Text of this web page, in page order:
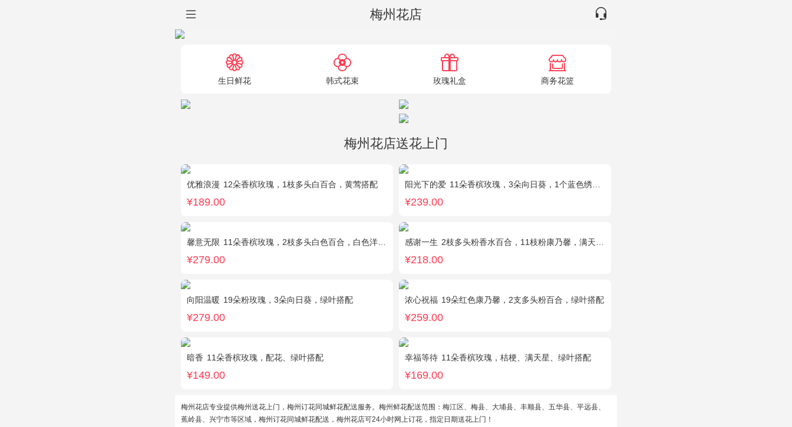
梅州花店
生日鲜花 韩式花束 玫瑰礼盒 商务花篮
梅州花店送花上门
优雅浪漫 12朵香槟玫瑰，1枝多头白百合，黄莺搭配
¥189.00
阳光下的爱 11朵香槟玫瑰，3朵向日葵，1个蓝色绣球，配花、绿叶搭配
¥239.00
馨意无限 11朵香槟玫瑰，2枝多头白色百合，白色洋桔梗、绿叶
¥279.00
感谢一生 2枝多头粉香水百合，11枝粉康乃馨，满天星+绿叶适量。
¥218.00
向阳温暖 19朵粉玫瑰，3朵向日葵，绿叶搭配
¥279.00
浓心祝福 19朵红色康乃馨，2支多头粉百合，绿叶搭配
¥259.00
暗香 11朵香槟玫瑰，配花、绿叶搭配
¥149.00
幸福等待 11朵香槟玫瑰，桔梗、满天星、绿叶搭配
¥169.00
梅州花店专业提供梅州送花上门，梅州订花同城鲜花配送服务。梅州鲜花配送范围：梅江区、梅县、大埔县、丰顺县、五华县、平远县、
蕉岭县、兴宁市等区域，梅州订花同城鲜花配送，梅州花店可24小时网上订花，指定日期送花上门！